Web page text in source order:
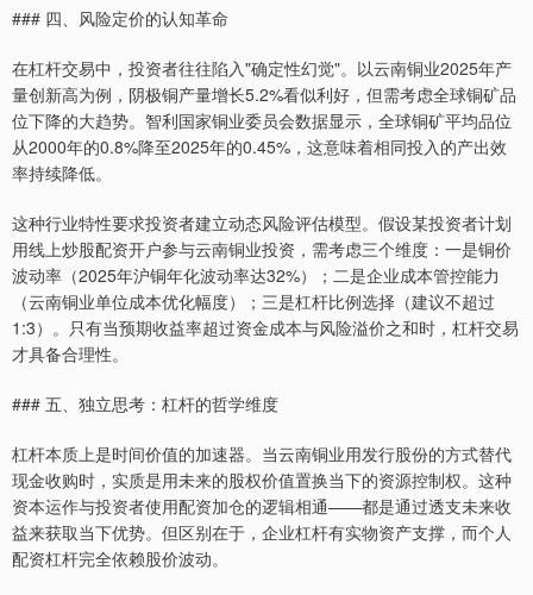
### 四、风险定价的认知革命
在杠杆交易中，投资者往往陷入"确定性幻觉"。以云南铜业2025年产
量创新高为例，阴极铜产量增长5.2%看似利好，但需考虑全球铜矿品
位下降的大趋势。智利国家铜业委员会数据显示，全球铜矿平均品位
从2000年的0.8%降至2025年的0.45%，这意味着相同投入的产出效
率持续降低。
这种行业特性要求投资者建立动态风险评估模型。假设某投资者计划
用线上炒股配资开户参与云南铜业投资，需考虑三个维度：一是铜价
波动率（2025年沪铜年化波动率达32%）；二是企业成本管控能力
（云南铜业单位成本优化幅度）；三是杠杆比例选择（建议不超过
1:3）。只有当预期收益率超过资金成本与风险溢价之和时，杠杆交易
才具备合理性。
### 五、独立思考：杠杆的哲学维度
杠杆本质上是时间价值的加速器。当云南铜业用发行股份的方式替代
现金收购时，实质是用未来的股权价值置换当下的资源控制权。这种
资本运作与投资者使用配资加仓的逻辑相通——都是通过透支未来收
益来获取当下优势。但区别在于，企业杠杆有实物资产支撑，而个人
配资杠杆完全依赖股价波动。